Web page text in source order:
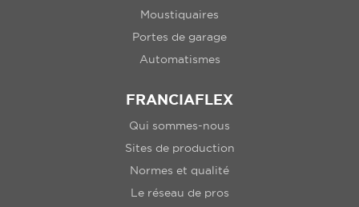
Moustiquaires
Portes de garage
Automatismes
FRANCIAFLEX
Qui sommes-nous
Sites de production
Normes et qualité
Le réseau de pros